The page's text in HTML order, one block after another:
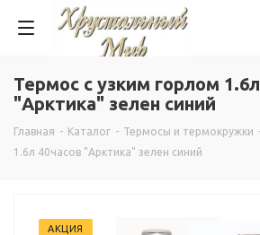
Термос с узким горлом
"Арктика" зелен синий
Главная - Каталог - Термосы и термокружки
1.6л 40часов "Арктика" зелен синий
АКЦИЯ